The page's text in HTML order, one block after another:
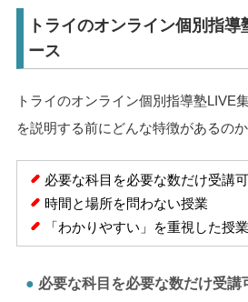
トライのオンライン個別指
ース
トライのオンライン個別指導塾LIVE
を説明する前にどんな特徴があるのか
必要な科目を必要な数だけ受講
時間と場所を問わない授業
「わかりやすい」を重視した授業
必要な科目を必要な数だけ受講